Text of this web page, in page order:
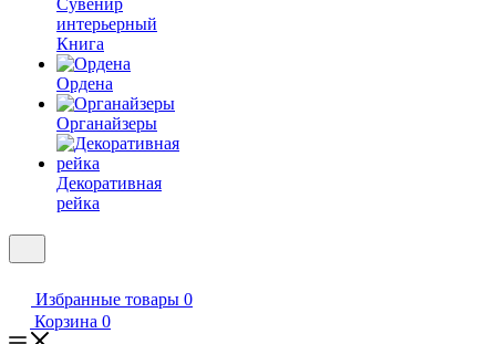
Сувенир
интерьерный
Книга
Ордена
Органайзеры
Декоративная
рейка
Избранные товары 0
Корзина 0